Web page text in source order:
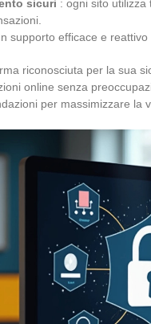
sicuri : ogni sito
supporto efficace e
riconosciuta per la sua
online senza
per massimizzare la